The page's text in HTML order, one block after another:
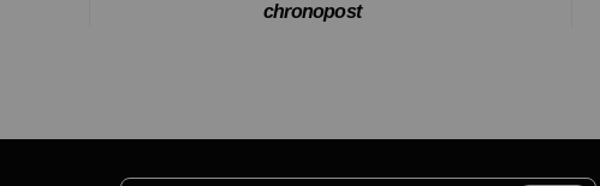
chronopost